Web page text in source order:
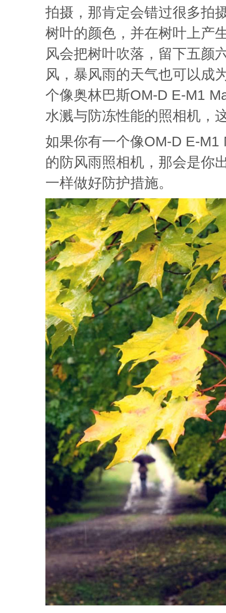
拍摄，那肯定会错过很多拍
树叶的颜色，并在树叶上产
风会把树叶吹落，留下五颜
风，暴风雨的天气也可以成
个像奥林巴斯OM-D E-M1
水溅与防冻性能的照相机，
如果你有一个像OM-D E-
的防风雨照相机，那会是你
一样做好防护措施。